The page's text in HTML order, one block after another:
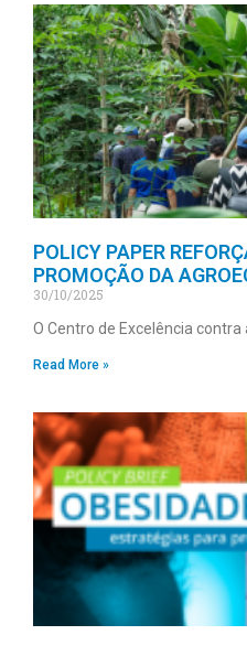
POLICY PAPER
PROMOÇÃO DA
30/10/2025
O Centro de Excelência contra
Read More »